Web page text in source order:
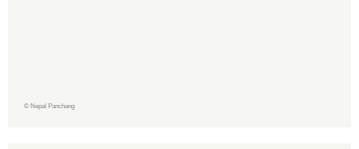
© Nepal Panchang